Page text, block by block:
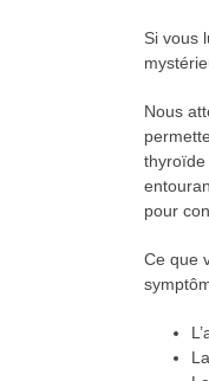
Si vous
Nous
thyroïde
pour
Ce que